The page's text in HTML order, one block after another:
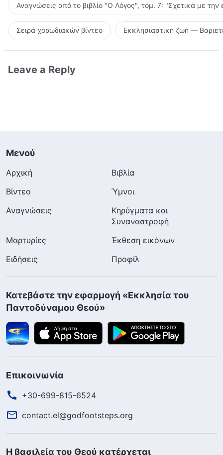
Αναγνώσεις από το βιβλίο "Ο Λόγος", τόμ. 7: "Σχετικά με την
Σειρά χορωδιακών βίντεο Εκκλησιαστική ζωή —
Leave a Reply
Μενού
Αρχική
Βιβλία
Βίντεο
Ύμνοι
Αναγνώσεις
Κηρύγματα και
Συναναστροφή
Μαρτυρίες
Έκθεση εικόνων
Ειδήσεις
Προφίλ
Κατεβάστε την εφαρμογή «Εκκλησία του
Παντοδύναμου Θεού»
Επικοινωνία
+30-699-815-6524
contact.el@godfootsteps.org
Η βασιλεία του Θεού κατέρχεται